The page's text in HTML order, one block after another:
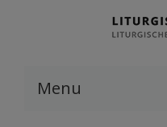
Menu